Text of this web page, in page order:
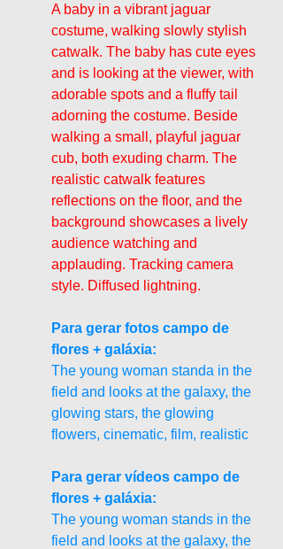
A baby in a vibrant jaguar
costume, walking slowly stylish
catwalk. The baby has cute eyes
and is looking at the viewer, with
adorable spots and a fluffy tail
adorning the costume. Beside
walking a small, playful jaguar
cub, both exuding charm. The
realistic catwalk features
reflections on the floor, and the
background showcases a lively
audience watching and
applauding. Tracking camera
style. Diffused lightning.
Para gerar fotos campo de
flores + galáxia:
The young woman standa in the
field and looks at the galaxy, the
glowing stars, the glowing
flowers, cinematic, film, realistic
Para gerar vídeos campo de
flores + galáxia:
The young woman stands in the
field and looks at the galaxy, the